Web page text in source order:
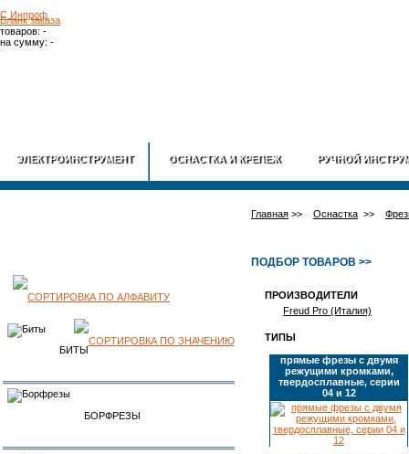
Бланк заказа
товаров: -
на сумму: -
ЭЛЕКТРОИНСТРУМЕНТ ОСНАСТКА И КРЕПЕЖ РУЧНОЙ
ПРОДУКЦИИ
БИТЫ
БОРФРЕЗЫ
Главная >> Оснастка >>
ПОДБОР ТОВАРОВ >>
ПРОИЗВОДИТЕЛИ
Freud Pro (Италия)
ТИПЫ
прямые фрезы с двумя
режущими кромками,
твердосплавные, серии
04 и 12